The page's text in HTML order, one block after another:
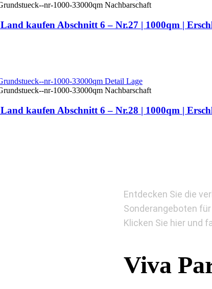
Land kaufen Abschnitt 6 – Nr.27 | 1000qm |
Land kaufen Abschnitt 6 – Nr.28 | 1000qm |
Entdecken Sie die
Sonderangeboten
Klicken Sie hier und
Viva